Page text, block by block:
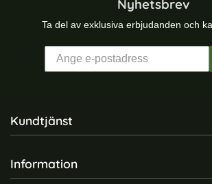
Nyhetsbrev
Ta del av exklusiva erbjudanden och
Sidfot Blandad info och
Kundtjänst
Information